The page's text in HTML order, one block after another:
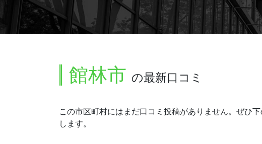
館林市 の最新口コミ
この市区町村にはまだ口コミ投稿がありません。ぜひ
します。